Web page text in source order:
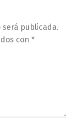
publicada.
con *